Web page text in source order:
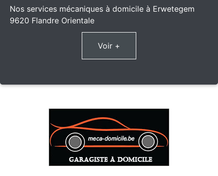
Nos services mécaniques à domicile à Erwetegem
9620 Flandre Orientale
Voir +